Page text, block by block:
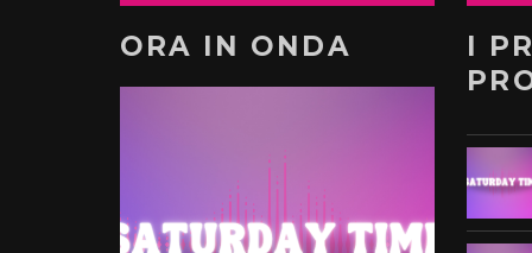
ORA IN ONDA
I